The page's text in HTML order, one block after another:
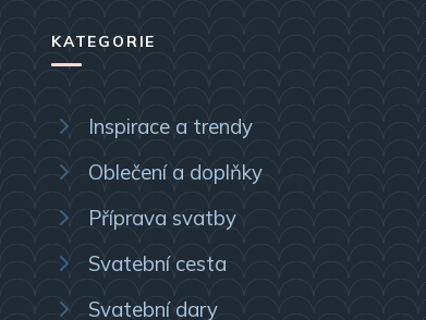
KATEGORIE
Inspirace a trendy
Oblečení a doplňky
Příprava svatby
Svatební cesta
Svatební dary